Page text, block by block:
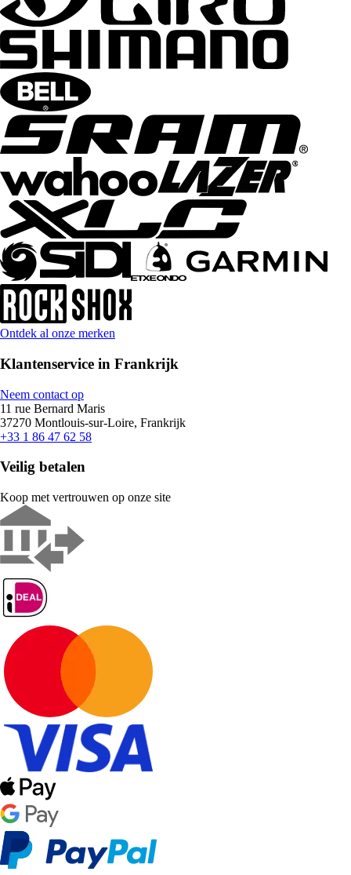
Ontdek al onze merken
Klantenservice in Frankrijk
Neem contact op
11 rue Bernard Maris
37270 Montlouis-sur-Loire, Frankrijk
+33 1 86 47 62 58
Veilig betalen
Koop met vertrouwen op onze site